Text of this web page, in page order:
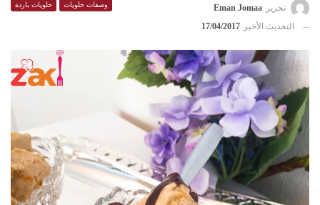
وصفات حلويات حلويات باردة تحرير
Eman Jomaa
التحديث الأخير
17/04/2017